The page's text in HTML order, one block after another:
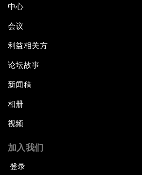
中心
会议
利益相关方
论坛故事
新闻稿
相册
视频
加入我们
登录